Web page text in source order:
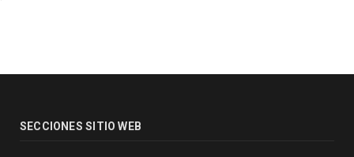
SECCIONES SITIO WEB